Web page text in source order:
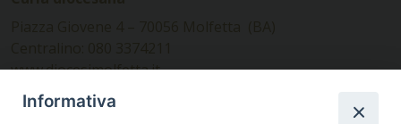
www.diocesimolfetta.it –
diocesimolfetta@pec.chiesacattolica.it
Informativa